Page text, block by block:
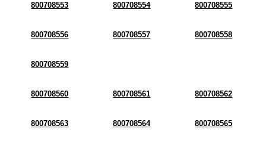
800708553 800708554 800708555
800708556 800708557 800708558
800708559
800708560 800708561 800708562
800708563 800708564 800708565